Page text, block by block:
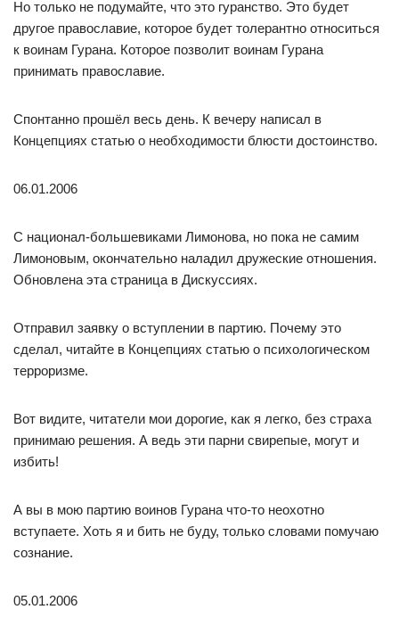
Но только не подумайте, что это гуранство. Это будет
другое православие, которое будет толерантно относиться
к воинам Гурана. Которое позволит воинам Гурана
принимать православие.
Спонтанно прошёл весь день. К вечеру написал в
Концепциях статью о необходимости блюсти достоинство.
06.01.2006
С национал-большевиками Лимонова, но пока не самим
Лимоновым, окончательно наладил дружеские отношения.
Обновлена эта страница в Дискуссиях.
Отправил заявку о вступлении в партию. Почему это
сделал, читайте в Концепциях статью о психологическом
терроризме.
Вот видите, читатели мои дорогие, как я легко, без страха
принимаю решения. А ведь эти парни свирепые, могут и
избить!
А вы в мою партию воинов Гурана что-то неохотно
вступаете. Хоть я и бить не буду, только словами помучаю
сознание.
05.01.2006